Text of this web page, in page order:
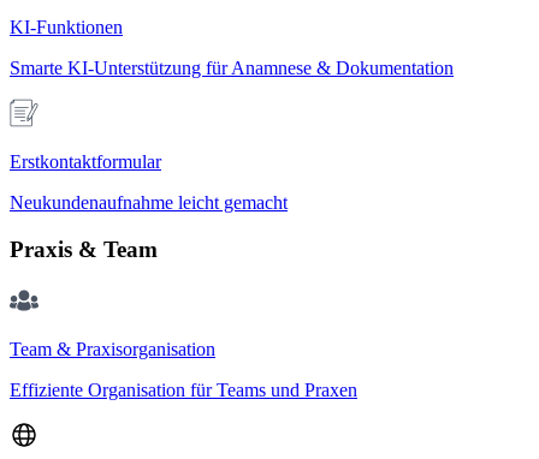
KI-Funktionen
Smarte KI-Unterstützung für Anamnese & Dokumentation
Erstkontaktformular
Neukundenaufnahme leicht gemacht
Praxis & Team
Team & Praxisorganisation
Effiziente Organisation für Teams und Praxen